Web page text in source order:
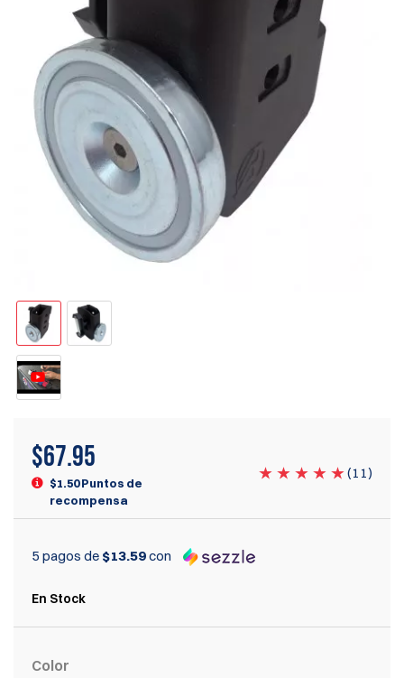
$67.95
$1.50 Puntos de
recompensa
(11)
5 pagos de $13.59con
En Stock
Color